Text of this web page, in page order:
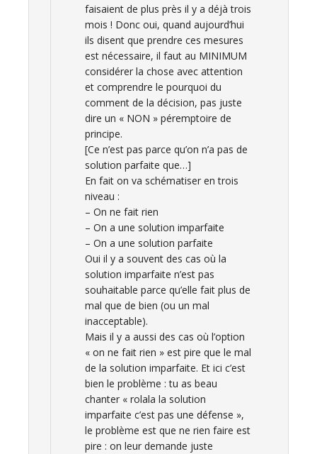
faisaient de plus près il y a déjà trois
mois ! Donc oui, quand aujourd’hui
ils disent que prendre ces mesures
est nécessaire, il faut au MINIMUM
considérer la chose avec attention
et comprendre le pourquoi du
comment de la décision, pas juste
dire un « NON » péremptoire de
principe.
[Ce n’est pas parce qu’on n’a pas de
solution parfaite que…]
En fait on va schématiser en trois
niveau :
– On ne fait rien
– On a une solution imparfaite
– On a une solution parfaite
Oui il y a souvent des cas où la
solution imparfaite n’est pas
souhaitable parce qu’elle fait plus de
mal que de bien (ou un mal
inacceptable).
Mais il y a aussi des cas où l’option
« on ne fait rien » est pire que le mal
de la solution imparfaite. Et ici c’est
bien le problème : tu as beau
chanter « rolala la solution
imparfaite c’est pas une défense »,
le problème est que ne rien faire est
pire : on leur demande juste